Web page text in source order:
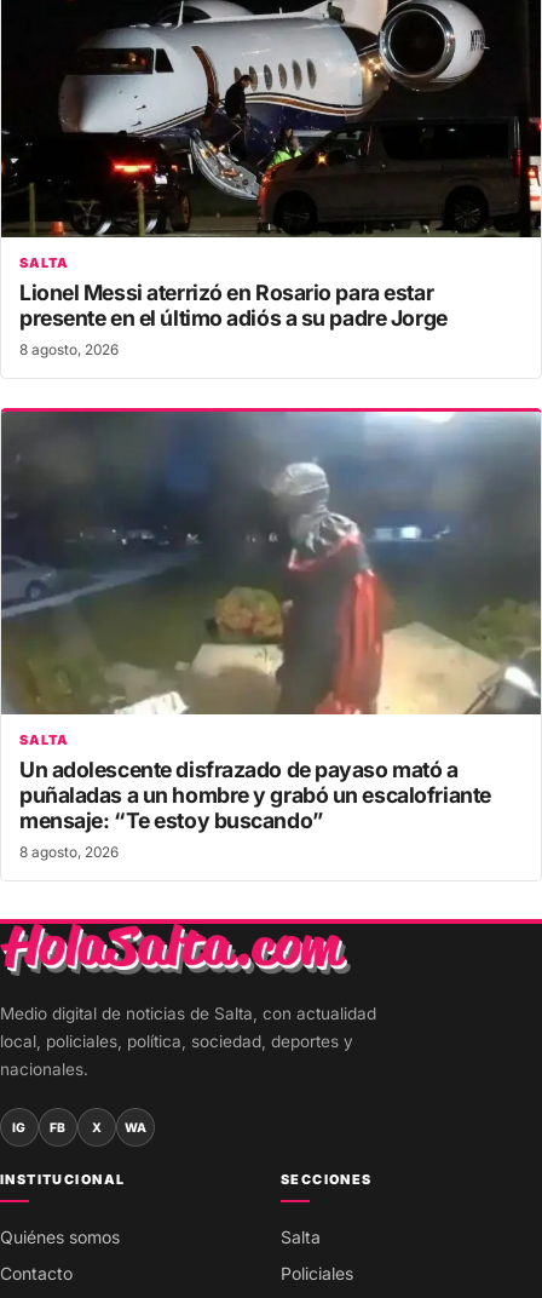
SALTA
Lionel Messi aterrizó en Rosario para estar
presente en el último adiós a su padre Jorge
8 agosto, 2026
SALTA
Un adolescente disfrazado de payaso mató a
puñaladas a un hombre y grabó un escalofriante
mensaje: “Te estoy buscando”
8 agosto, 2026
Medio digital de noticias de Salta, con actualidad
local, policiales, política, sociedad, deportes y
nacionales.
IG FB X WA
INSTITUCIONAL
Quiénes somos
Contacto
SECCIONES
Salta
Policiales